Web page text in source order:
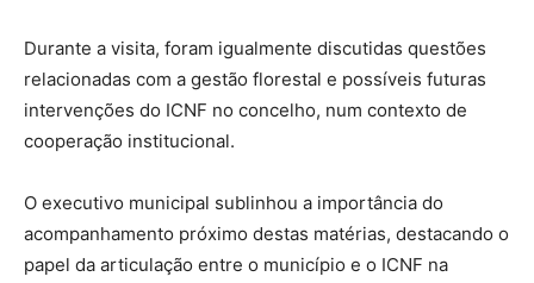
Durante a visita, foram igualmente discutidas questões
relacionadas com a gestão florestal e possíveis futuras
intervenções do ICNF no concelho, num contexto de
cooperação institucional.
O executivo municipal sublinhou a importância do
acompanhamento próximo destas matérias, destacando o
papel da articulação entre o município e o ICNF na